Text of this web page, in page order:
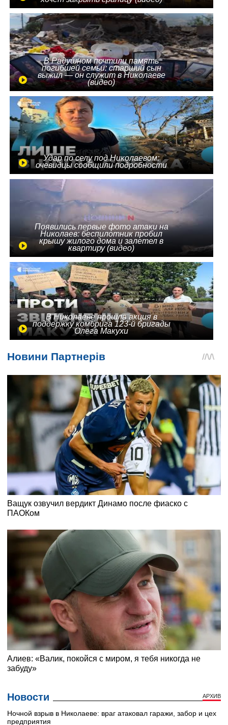
В Радушном почтили память
погибшей семьи: старший сын
выжил — он служит в Николаеве
(видео)
Удар по селу под Николаевом:
очевидцы сообщили подробности
Появились первые фото атаки на
Николаев: беспилотник пробил
крышу жилого дома и залетел в
квартиру (видео)
В Николаеве прошла акция в
поддержку комбрига 123-й бригады
Олега Макухи
Новости АРХИВ
Ночной взрыв в Николаеве: враг атаковал гаражи, забор и цех
предприятия